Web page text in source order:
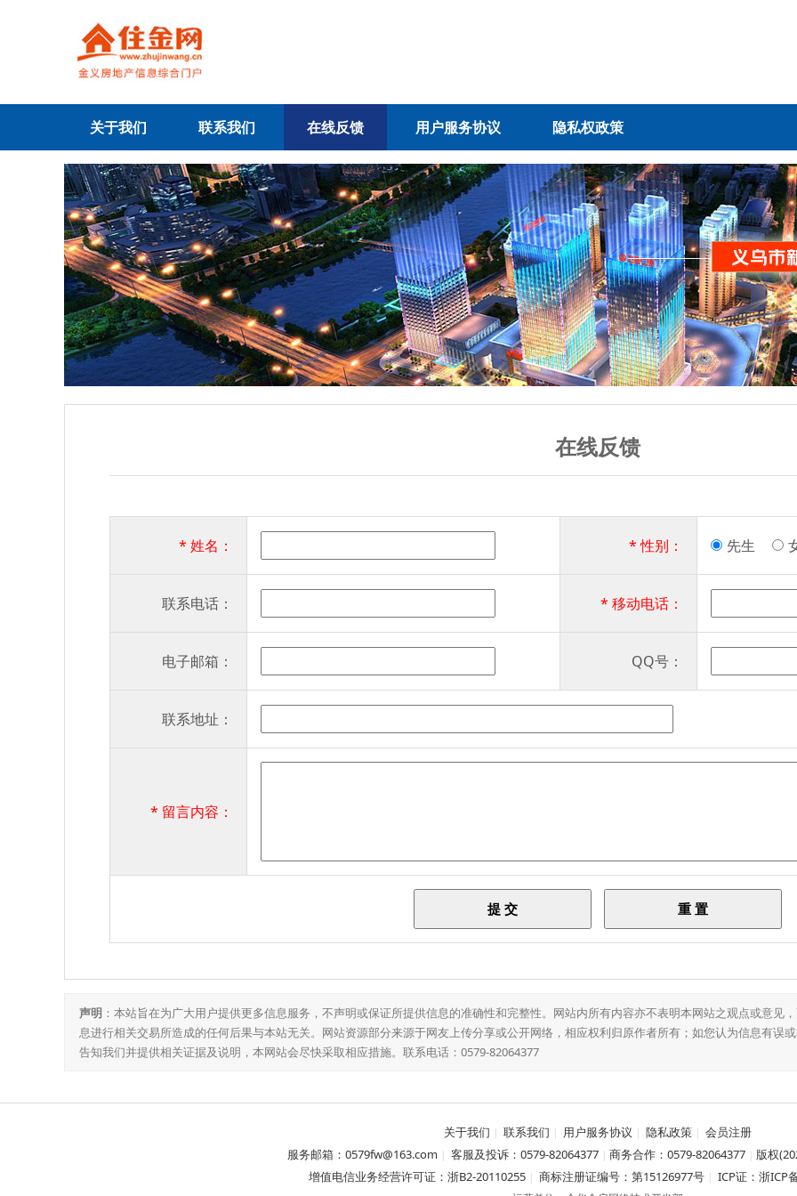
关于我们 联系我们 在线反馈 用户服务协议 隐私权政策
在线反馈
* 姓名： * 性别： 先生
联系电话： * 移动电话：
电子邮箱： QQ号：
联系地址：
* 留言内容：
声明 ：本站旨在为广大用户提供更多信息服务，不声明或保证所提供信息的准确性和完整性。网站内所有内容亦不表明本网站之观点或意见
息进行相关交易所造成的任何后果与本站无关。网站资源部分来源于网友上传分享或公开网络，相应权利归原作者所有；如您认为信息有误
告知我们并提供相关证据及说明，本网站会尽快采取相应措施。联系电话：0579-82064377
关于我们 联系我们 用户服务协议 隐私政策
会员注册
服务邮箱： 0579fw@163.com 客服及投诉：0579-82064377 商务合作：0579-82064377
版权
增值电信业务经营许可证：浙B2-20110255
商标注册证编号：第15126977号 ICP证：浙ICP